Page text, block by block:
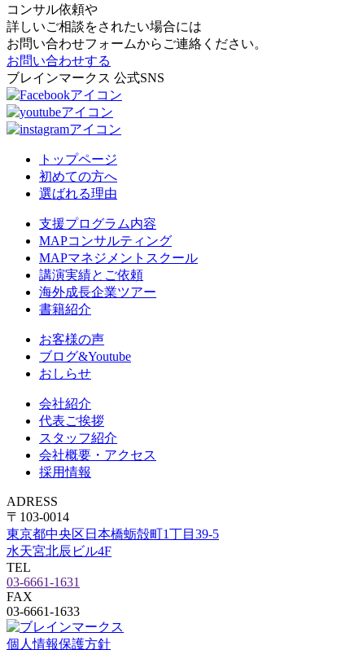
コンサル依頼や
詳しいご相談をされたい場合には
お問い合わせフォームからご連絡ください。
お問い合わせする
ブレインマークス 公式SNS
トップページ
初めての方へ
選ばれる理由
支援プログラム内容
MAPコンサルティング
MAPマネジメントスクール
講演実績とご依頼
海外成長企業ツアー
書籍紹介
お客様の声
ブログ&Youtube
おしらせ
会社紹介
代表ご挨拶
スタッフ紹介
会社概要・アクセス
採用情報
ADRESS
〒103-0014
東京都中央区日本橋蛎殻町1丁目39-5
水天宮北辰ビル4F
TEL
03-6661-1631
FAX
03-6661-1633
個人情報保護方針